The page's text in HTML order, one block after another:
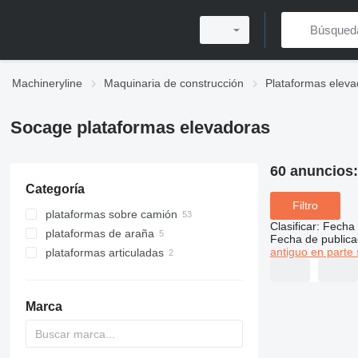
Machineryline Maquinaria de construcción Plataformas
Socage plataformas elevadoras
Categoría
plataformas sobre camión
plataformas de araña
plataformas articuladas
Marca
60 anuncios:
Filtro
Clasificar: Fecha
Fecha de
antiguo en parte